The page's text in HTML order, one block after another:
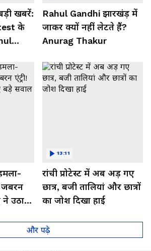
खबरें:
के
Rahul Gandhi झारखंड़ में
जाकर क्यों नहीं लेटते हैं?
Anurag Thakur
जबरन
ने उठाए
रांची प्रोटेस्ट में अब अड़ गए
छात्र, बजी तालियां और छात्रों
का जोश दिखा हाई
13:11
और पढ़े